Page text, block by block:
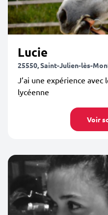
Lucie
25550, Saint-Julien-lès-
J’ai une expérience avec
lycéenne
Voir